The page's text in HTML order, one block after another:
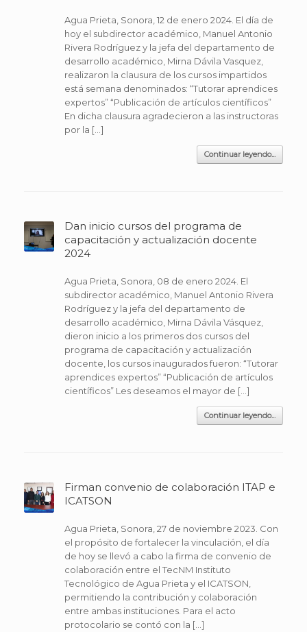
Agua Prieta, Sonora, 12 de enero 2024. El día de
hoy el subdirector académico, Manuel Antonio
Rivera Rodríguez y la jefa del departamento de
desarrollo académico, Mirna Dávila Vasquez,
realizaron la clausura de los cursos impartidos
está semana denominados: “Tutorar aprendices
expertos” “Publicación de artículos científicos”
En dicha clausura agradecieron a las instructoras
por la […]
Continuar leyendo...
Dan inicio cursos del programa de
capacitación y actualización docente
2024
Agua Prieta, Sonora, 08 de enero 2024. El
subdirector académico, Manuel Antonio Rivera
Rodríguez y la jefa del departamento de
desarrollo académico, Mirna Dávila Vásquez,
dieron inicio a los primeros dos cursos del
programa de capacitación y actualización
docente, los cursos inaugurados fueron: “Tutorar
aprendices expertos” “Publicación de artículos
científicos” Les deseamos el mayor de […]
Continuar leyendo...
Firman convenio de colaboración ITAP e
ICATSON
Agua Prieta, Sonora, 27 de noviembre 2023. Con
el propósito de fortalecer la vinculación, el día
de hoy se llevó a cabo la firma de convenio de
colaboración entre el TecNM Instituto
Tecnológico de Agua Prieta y el ICATSON,
permitiendo la contribución y colaboración
entre ambas instituciones. Para el acto
protocolario se contó con la […]